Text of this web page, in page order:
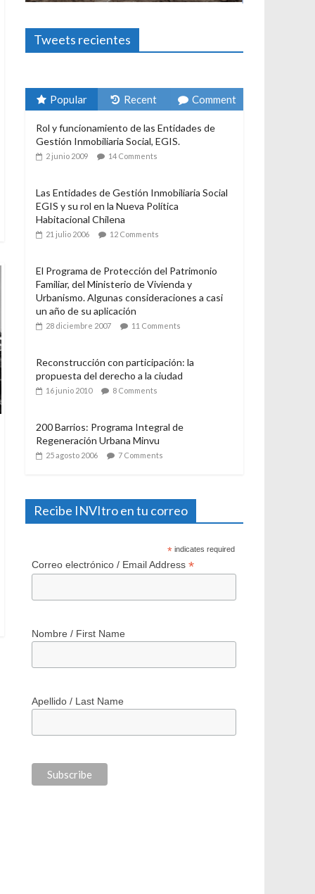
Foto-ensayos
El derecho a habitar
Tweets recientes
Popular Recent Comment
Rol y funcionamiento de las Entidades de
Gestión Inmobiliaria Social, EGIS.
Las Entidades de Gestión Inmobiliaria Social
EGIS y su rol en la Nueva Política
Habitacional Chilena
21 julio 2006 12 Comments
El Programa de Protección del Patrimonio
Familiar, del Ministerio de Vivienda y
Urbanismo. Algunas consideraciones a casi
Reconstrucción con participación: la
200 Barrios: Programa Integral de
Recibe INVItro en tu correo
*indicates required